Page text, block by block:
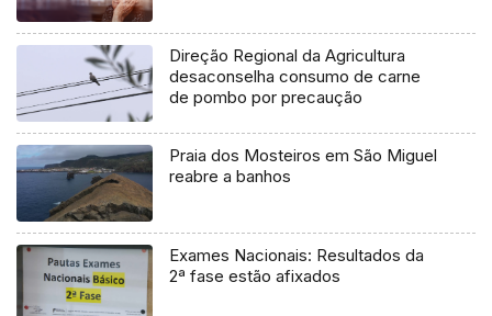
Direção Regional da Agricultura
desaconselha consumo de carne
de pombo por precaução
Praia dos Mosteiros em São Miguel
reabre a banhos
Exames Nacionais: Resultados da
2ª fase estão afixados